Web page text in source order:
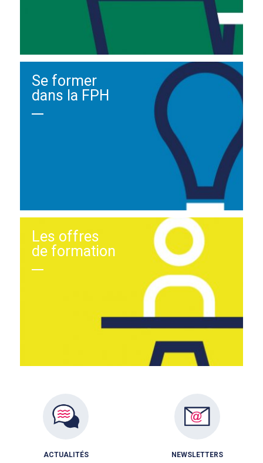
Se former
dans la FPH
Les offres
de formation
ACTUALITÉS NEWSLETTERS